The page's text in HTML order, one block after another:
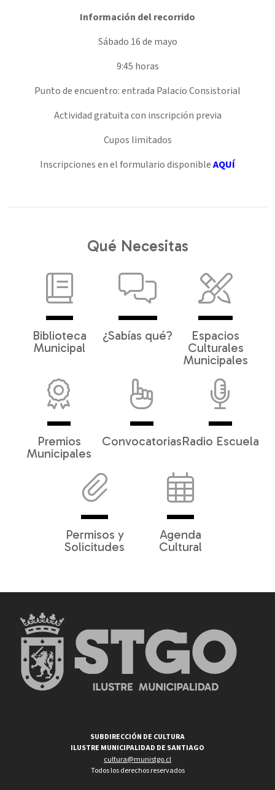
Información del recorrido
Sábado 16 de mayo
9:45 horas
Punto de encuentro: entrada Palacio Consistorial
Actividad gratuita con inscripción previa
Cupos limitados
Inscripciones en el formulario disponibleAQUÍ
Qué Necesitas
Biblioteca
Municipal
¿Sabías qué?
Espacios
Culturales
Municipales
Premios
Municipales
ConvocatoriasRadio Escuela
Permisos y
Solicitudes
Agenda
Cultural
SUBDIRECCIÓN DE CULTURA
ILUSTRE MUNICIPALIDAD DE SANTIAGO
cultura@munistgo.cl
Todos los derechos reservados